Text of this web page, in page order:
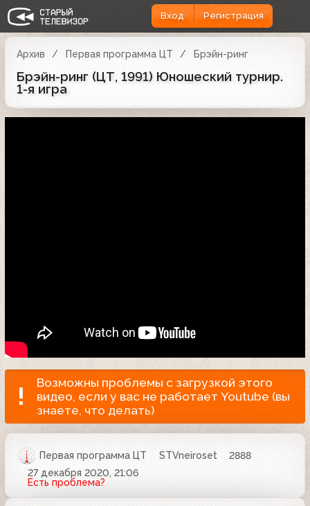
Вход Регистрация
Архив Первая программа ЦТ Брэйн-ринг
Брэйн-ринг (ЦТ, 1991) Юношеский турнир.
1-я игра
Возможны проблемы с загрузкой этого
видео, если у вас не работает Youtube (вы
знаете, что делать)
Первая программа ЦТ STVneiroset
2888
27 декабря 2020, 21:06
Есть проблема?